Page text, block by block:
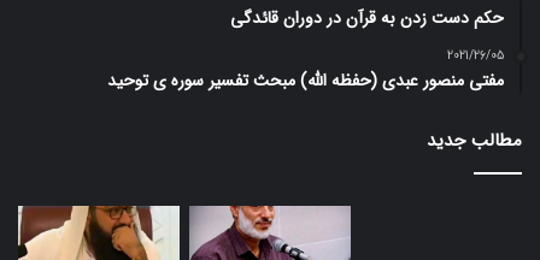
حکم دست زدن به قرآن در دوران قائدگی
2021/26/05
مفتی منصور عبدی (حفظه الله) مبحث تفسیر سوره ی توحید
مطالب جدید